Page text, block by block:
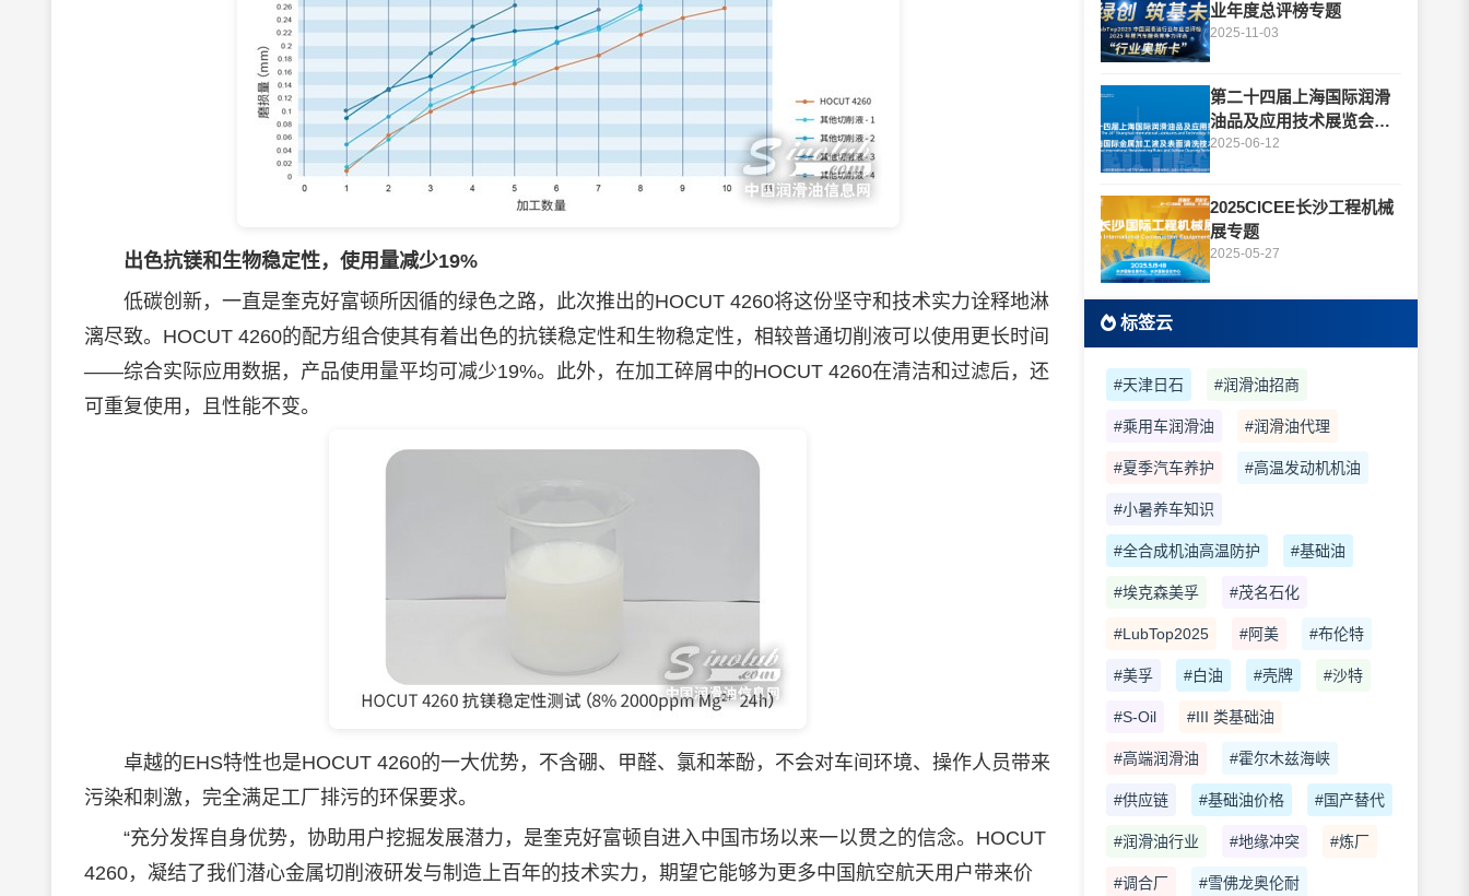
出色抗镁和生物稳定性，使用量减少19%
低碳创新，一直是奎克好富顿所因循的绿色之路，此次推出的HOCUT 4260将这份坚守和技术实力诠释地淋
漓尽致。HOCUT 4260的配方组合使其有着出色的抗镁稳定性和生物稳定性，相较普通切削液可以使用更长时间
——综合实际应用数据，产品使用量平均可减少19%。此外，在加工碎屑中的HOCUT 4260在清洁和过滤后，还
可重复使用，且性能不变。
卓越的EHS特性也是HOCUT 4260的一大优势，不含硼、甲醛、氯和苯酚，不会对车间环境、操作人员带来
污染和刺激，完全满足工厂排污的环保要求。
“充分发挥自身优势，协助用户挖掘发展潜力，是奎克好富顿自进入中国市场以来一以贯之的信念。HOCUT
4260，凝结了我们潜心金属切削液研发与制造上百年的技术实力，期望它能够为更多中国航空航天用户带来价
业年度总评榜专题
2025-11-03
第二十四届上海国际润滑
油品及应用技术展览会专
题
2025-06-12
2025CICEE长沙工程机械
展专题
2025-05-27
标签云
#天津日石 #润滑油招商
#乘用车润滑油 #润滑油代理
#夏季汽车养护 #高温发动机机油
#小暑养车知识
#全合成机油高温防护 #基础油
#埃克森美孚 #茂名石化
#LubTop2025 #阿美 #布伦特
#美孚 #白油 #壳牌 #沙特
#S-Oil #III 类基础油
#高端润滑油 #霍尔木兹海峡
#供应链 #基础油价格 #国产替代
#润滑油行业 #地缘冲突 #炼厂
#调合厂 #雪佛龙奥伦耐